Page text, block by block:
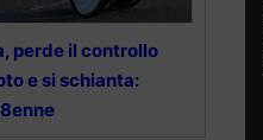
perde il controllo
e si schianta: